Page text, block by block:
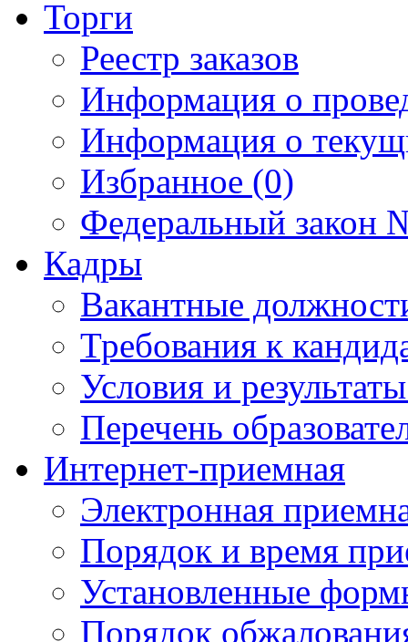
Торги
Реестр заказов
Информация о
Информация о
Избранное (0)
Федеральный закон
Кадры
Вакантные
Требования к
Условия и
Перечень
Интернет-приемная
Электронная
Порядок и время
Установленные
Порядок